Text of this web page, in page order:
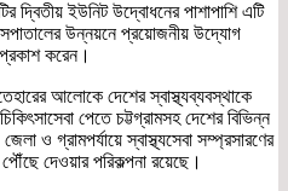
দ্বিতীয় ইউনিট উদ্বোধনের পাশাপাশি এটি
উন্নয়নে প্রয়োজনীয় উদ্যোগ
করেন।
আলোকে দেশের স্বাস্থ্যব্যবস্থাকে
পেতে চট্টগ্রামসহ দেশের বিভিন্ন
ও গ্রামপর্যায়ে স্বাস্থ্যসেবা সম্প্রসারণের
দেওয়ার পরিকল্পনা রয়েছে।